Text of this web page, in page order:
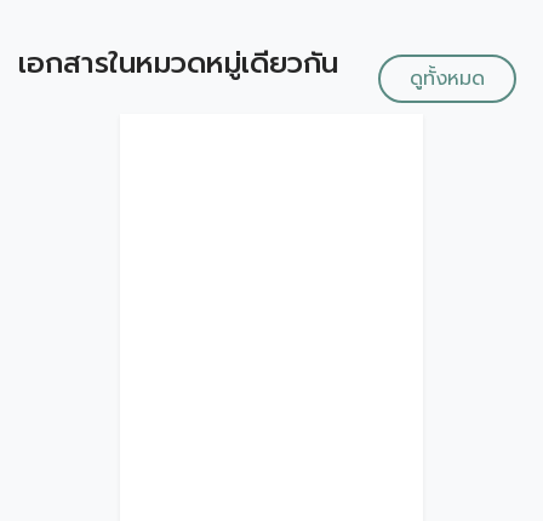
เอกสารในหมวดหมู่เดียวกัน ดูทั้งหมด